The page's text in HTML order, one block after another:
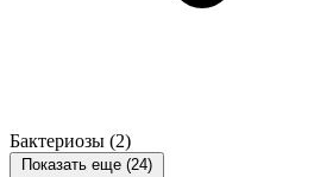
Бактериозы (2)
Показать еще (24)